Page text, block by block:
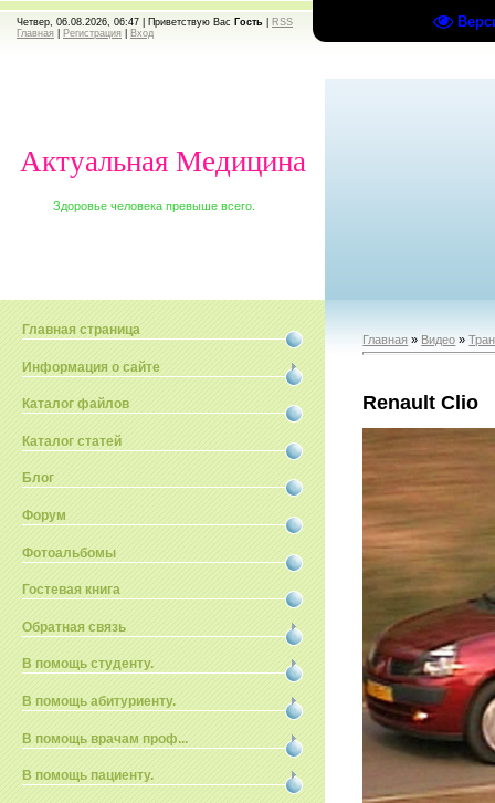
Четвер, 06.08.2026, 06:47 | Приветствую Вас Гость
RSS
Главная
Регистрация Вход
Актуальная Медицина
Здоровье человека превыше всего.
Главная страница
Информация о сайте
Каталог файлов
Каталог статей
Блог
Форум
Фотоальбомы
Гостевая книга
Обратная связь
В помощь студенту.
В помощь абитуриенту.
В помощь врачам проф...
В помощь пациенту.
Главная » Видео »
Renault Сlio